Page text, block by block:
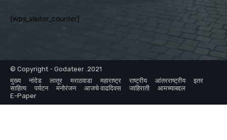
[wps_visitor_counter]
© Copyright - Godateer .2021
मुख्य
नांदेड लातूर मराठवाडा महाराष्ट्र राष्ट्रीय आंतरराष्ट्रीय
इतर
साहित्य
पर्यटन मनोरंजन आजचे वाढदिवस जाहिराती
आमच्याबद्दल
E-Paper